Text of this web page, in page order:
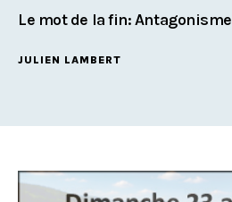
Le mot de la fin: Antagonisme
JULIEN LAMBERT